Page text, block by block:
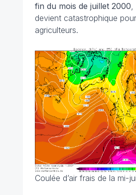
fin du mois de juillet 2000
devient catastrophique
agriculteurs.
Coulée d’air frais de la mi-